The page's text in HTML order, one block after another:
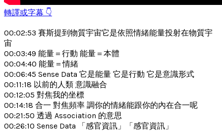
轉譯或字幕 👇
00:02:53 賽斯提到物質宇宙它是依照情緒能量投射在物質宇
宙
00:03:49 能量＝行動 能量＝本體
00:04:40 能量＝情緒
00:06:45 Sense Data 它是能量 它是行動 它是意識形式
00:11:18 以前的人類 意識融合
00:12:05 對焦我的坐標
00:14:18 合一 對焦頻率 調你的情緒能跟你的內在合一呢
00:21:50 透過 Association 的意思
00:26:10 Sense Data 「感官資訊」「感官資訊」